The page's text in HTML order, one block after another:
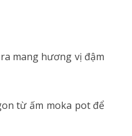
mang hương vị đậm
từ ấm moka pot để